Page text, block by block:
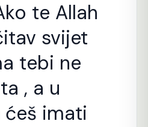
te Allah
svijet
tebi ne
, a u
imati